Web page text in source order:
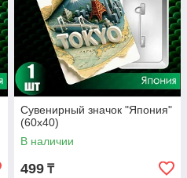
Сувенирный значок "Япония"
(60х40)
В наличии
499 ₸